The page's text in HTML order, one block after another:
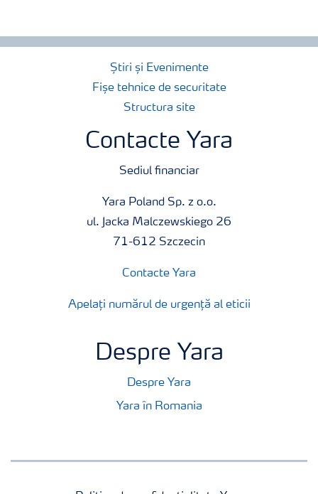
Știri și Evenimente
Fișe tehnice de securitate
Structura site
Contacte Yara
Sediul financiar
Yara Poland Sp. z o.o.
ul. Jacka Malczewskiego 26
71-612 Szczecin
Contacte Yara
Apelați numărul de urgență al eticii
Despre Yara
Despre Yara
Yara în Romania